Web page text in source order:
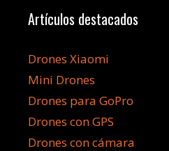
Artículos destacados
Drones Xiaomi
Mini Drones
Drones para GoPro
Drones con GPS
Drones con cámara